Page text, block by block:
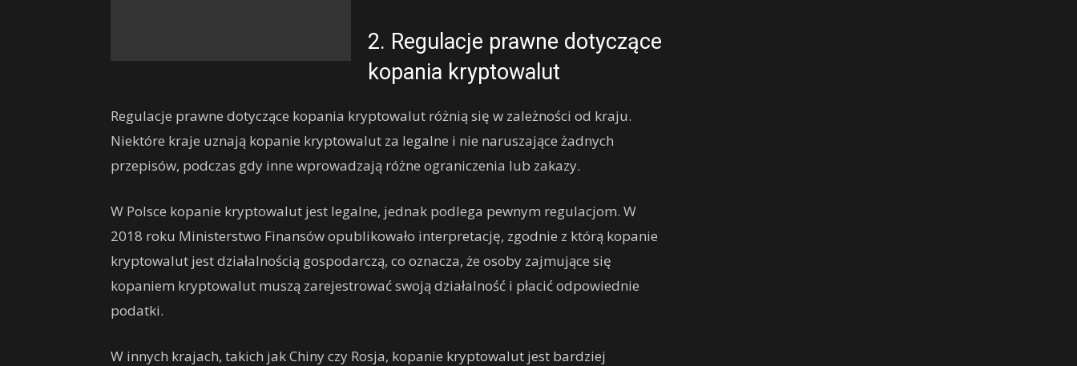
2. Regulacje prawne dotyczące
kopania kryptowalut
Regulacje prawne dotyczące kopania kryptowalut różnią się w zależności od kraju.
Niektóre kraje uznają kopanie kryptowalut za legalne i nie naruszające żadnych
przepisów, podczas gdy inne wprowadzają różne ograniczenia lub zakazy.
W Polsce kopanie kryptowalut jest legalne, jednak podlega pewnym regulacjom. W
2018 roku Ministerstwo Finansów opublikowało interpretację, zgodnie z którą kopanie
kryptowalut jest działalnością gospodarczą, co oznacza, że osoby zajmujące się
kopaniem kryptowalut muszą zarejestrować swoją działalność i płacić odpowiednie
podatki.
W innych krajach, takich jak Chiny czy Rosja, kopanie kryptowalut jest bardziej